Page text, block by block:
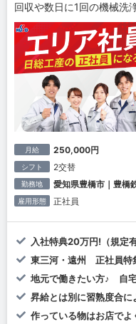
回収や数日に1回の機械洗
月給 250,000円
シフト 2交替
勤務地 愛知県豊橋市｜豊
雇用形態 正社員
入社特典20万円!（規定有
東三河・遠州 正社員特
地元で働きたい方♪ 自
昇給とは別に習熟度合
作っている物はお店で